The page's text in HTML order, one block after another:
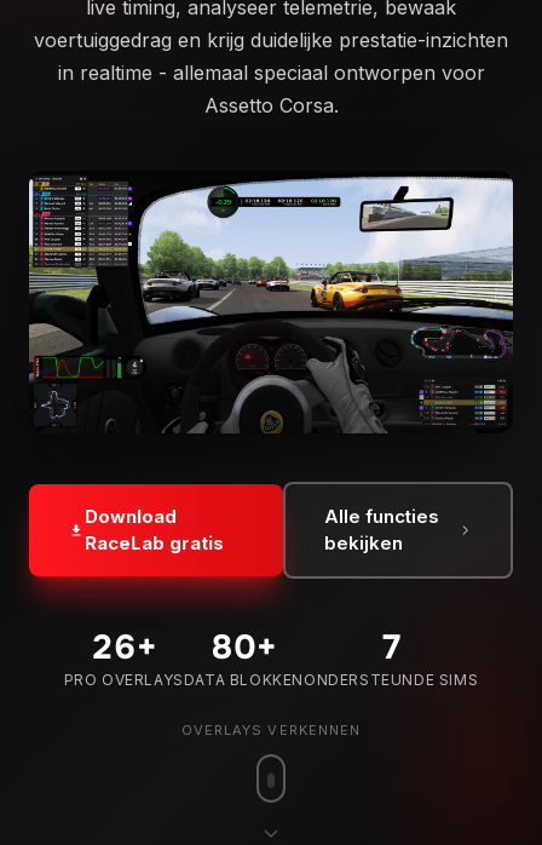
live timing, analyseer telemetrie, bewaak
voertuiggedrag en krijg duidelijke prestatie-inzichten
in realtime - allemaal speciaal ontworpen voor
Assetto Corsa.
Download
RaceLab gratis
Alle functies
bekijken
26+
PRO OVERLAYS
80+
DATA BLOKKEN
7
ONDERSTEUNDE SIMS
OVERLAYS VERKENNEN